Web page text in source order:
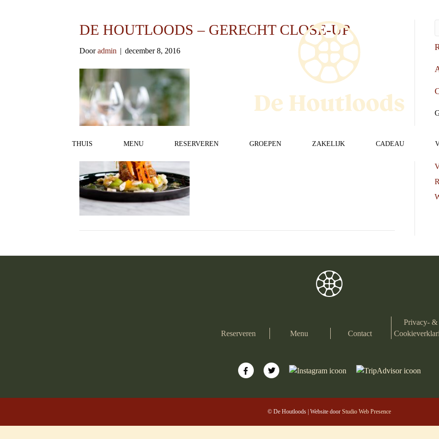
THUIS MENU RESERVEREN GROEPEN ZAKELIJK CADEAU
DE HOUTLOODS – GERECHT CLOSE-UP
Dooradmin | december 8, 2016
Reserveren Menu Contact
Privacy- &
© De Houtloods | Website door Studio Web Presence